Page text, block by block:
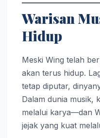
Warisan
Hidup
Meski Wing telah
akan terus hidup.
tetap diputar,
Dalam dunia musik,
melalui karya—dan
jejak yang kuat